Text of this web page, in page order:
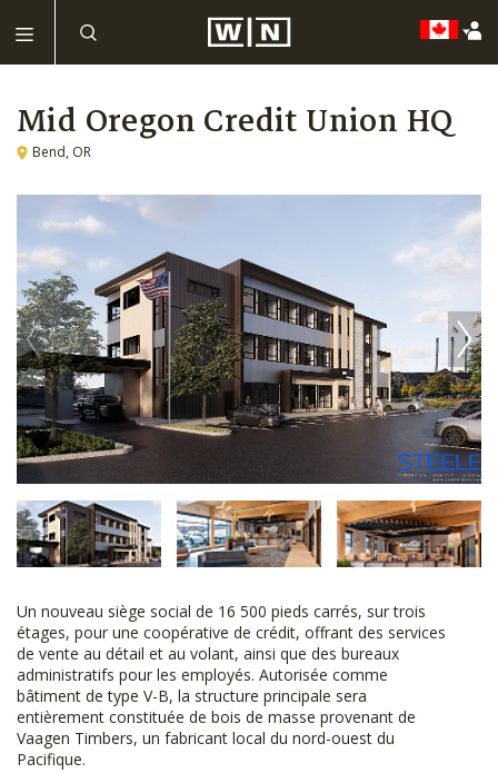
Mid Oregon Credit Union HQ
Bend, OR
Un nouveau siège social de 16 500 pieds carrés, sur trois
étages, pour une coopérative de crédit, offrant des services
de vente au détail et au volant, ainsi que des bureaux
administratifs pour les employés. Autorisée comme
bâtiment de type V-B, la structure principale sera
entièrement constituée de bois de masse provenant de
Vaagen Timbers, un fabricant local du nord-ouest du
Pacifique.